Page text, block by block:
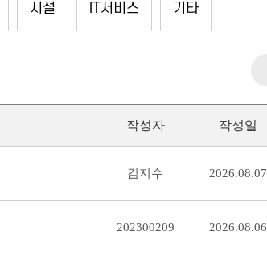
시설 IT서비스 기타
작성자 작성일
김지수 2026.08.07
202300209 2026.08.06